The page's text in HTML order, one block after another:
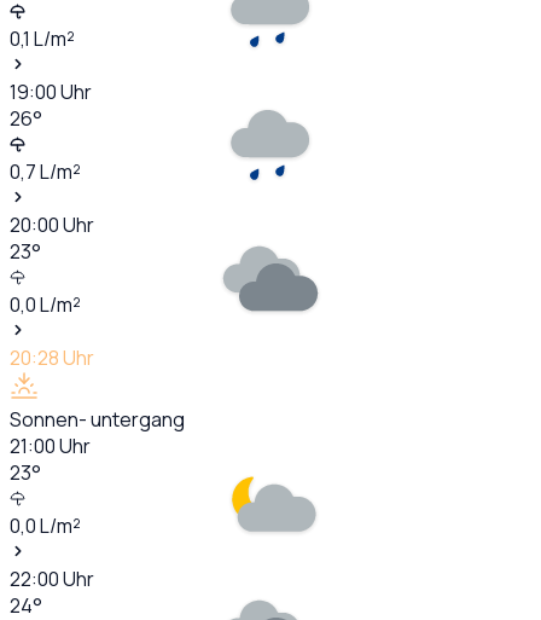
0,1 L/m²
19:00Uhr
26°
0,7L/m²
20:00Uhr
23°
0,0L/m²
20:28Uhr
Sonnen- untergang
21:00Uhr
23°
0,0L/m²
22:00Uhr
24°